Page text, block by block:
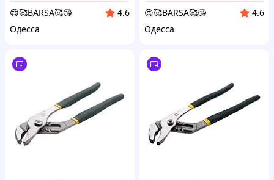
😍🥰BARSA🥰😘
4.6
Одесса
😍🥰BARSA🥰😘
4.6
Одесса